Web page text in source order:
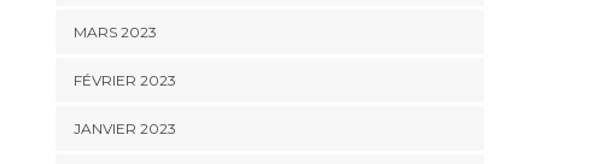
MARS 2023
FÉVRIER 2023
JANVIER 2023